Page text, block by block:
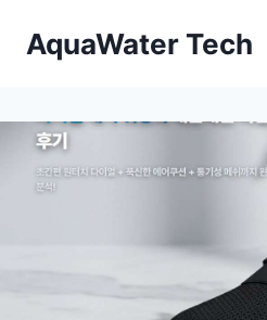
AquaWater Tech